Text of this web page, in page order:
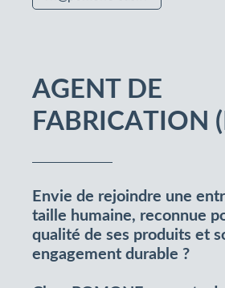
AGENT DE
FABRICATION
Envie de rejoindre une
taille humaine, reconnue
qualité de ses produits et
engagement durable ?